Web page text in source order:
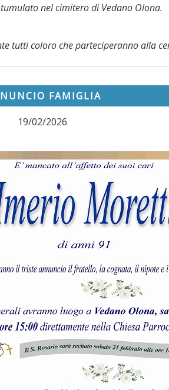
nel cimitero di Vedano Olona.
tutti coloro che parteciperanno alla
FAMIGLIA
19/02/2026